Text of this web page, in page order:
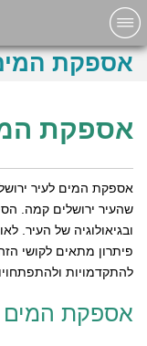
אספקת
אספקת
אספקת המים לעיר
שהעיר ירושלים קמה.
ובגיאולוגיה של העיר.
פיתרון מתאים לקושי
להתקדמויות
אספקת המים